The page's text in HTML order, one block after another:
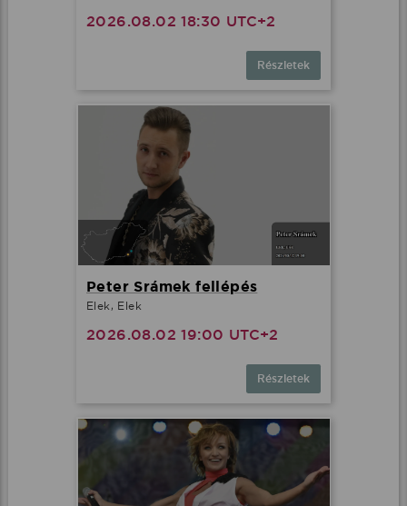
2026.08.02 18:30 UTC+2
Részletek
Peter Srámek fellépés
Elek, Elek
2026.08.02 19:00 UTC+2
Részletek